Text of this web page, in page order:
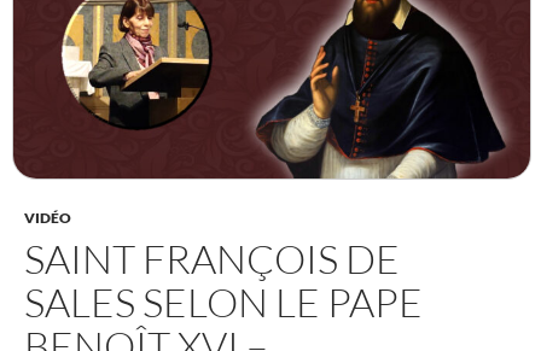
VIDÉO
SAINT FRANÇOIS DE
SALES SELON LE PAPE